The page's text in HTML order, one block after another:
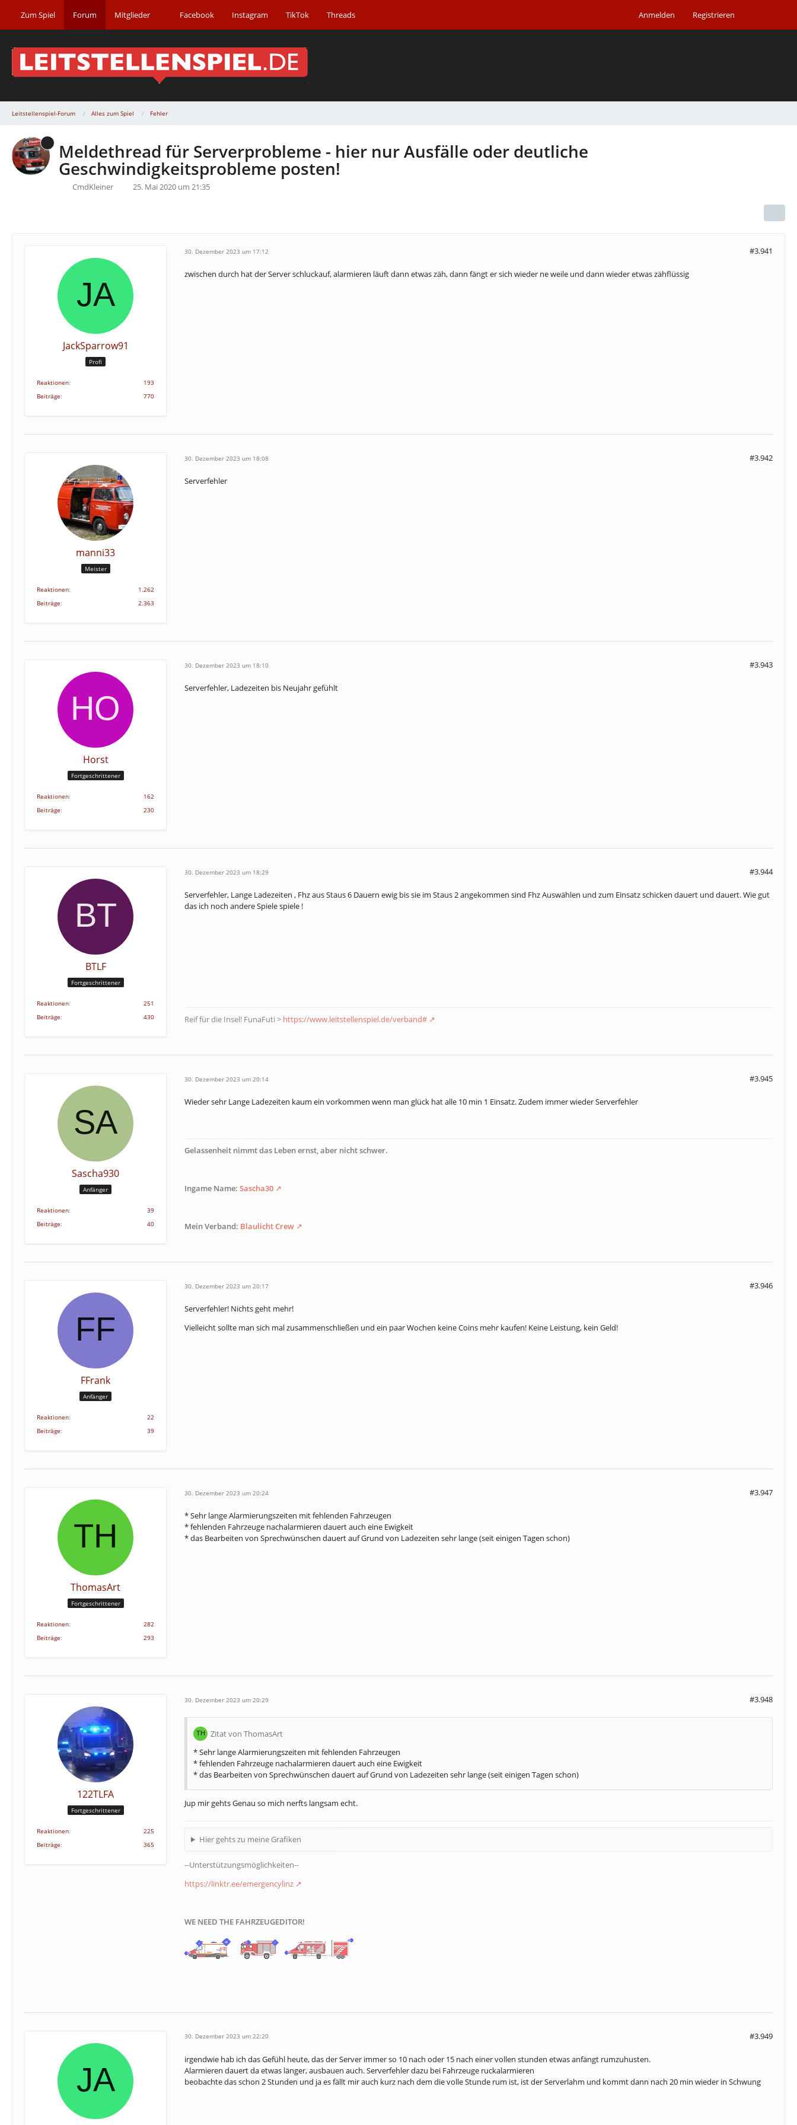
Zum Spiel Forum Mitglieder Facebook Instagram TikTok Threads Anmelden Registrieren
Leitstellenspiel-Forum Alles zum Spiel Fehler
Meldethread für Serverprobleme - hier nur Ausfälle oder deutliche
Geschwindigkeitsprobleme posten!
CmdKleiner 25. Mai 2020 um 21:35
JackSparrow91
Profi
Reaktionen
193
Beiträge
770
30. Dezember 2023 um 17:12 #3.941
zwischen durch hat der Server schluckauf, alarmieren läuft dann etwas zäh, dann fängt er sich wieder ne weile und dann wieder etwas zähflüssig
manni33
Meister
Reaktionen
1.262
Beiträge
2.363
30. Dezember 2023 um 18:08 #3.942
Serverfehler
Horst
Fortgeschrittener
Reaktionen
162
Beiträge
230
30. Dezember 2023 um 18:10 #3.943
Serverfehler, Ladezeiten bis Neujahr gefühlt
BTLF
Fortgeschrittener
Reaktionen
251
Beiträge
430
30. Dezember 2023 um 18:29 #3.944
Serverfehler, Lange Ladezeiten , Fhz aus Staus 6 Dauern ewig bis sie im Staus 2 angekommen sind Fhz Auswählen und zum Einsatz schicken dauert und dauert. Wie gut
das ich noch andere Spiele spiele !
Reif für die Insel! FunaFuti > https://www.leitstellenspiel.de/verband#
Sascha930
Anfänger
Reaktionen
39
Beiträge
40
30. Dezember 2023 um 20:14 #3.945
Wieder sehr Lange Ladezeiten kaum ein vorkommen wenn man glück hat alle 10 min 1 Einsatz. Zudem immer wieder Serverfehler
Gelassenheit nimmt das Leben ernst, aber nicht schwer.
Ingame Name: Sascha30
Mein Verband: Blaulicht Crew
FFrank
Anfänger
Reaktionen
22
Beiträge
39
30. Dezember 2023 um 20:17 #3.946
Serverfehler! Nichts geht mehr!
Vielleicht sollte man sich mal zusammenschließen und ein paar Wochen keine Coins mehr kaufen! Keine Leistung, kein Geld!
ThomasArt
Fortgeschrittener
Reaktionen
282
Beiträge
293
30. Dezember 2023 um 20:24 #3.947
* Sehr lange Alarmierungszeiten mit fehlenden Fahrzeugen
* fehlenden Fahrzeuge nachalarmieren dauert auch eine Ewigkeit
* das Bearbeiten von Sprechwünschen dauert auf Grund von Ladezeiten sehr lange (seit einigen Tagen schon)
122TLFA
Fortgeschrittener
Reaktionen
225
Beiträge
365
30. Dezember 2023 um 20:29 #3.948
Zitat von ThomasArt
* Sehr lange Alarmierungszeiten mit fehlenden Fahrzeugen
* fehlenden Fahrzeuge nachalarmieren dauert auch eine Ewigkeit
* das Bearbeiten von Sprechwünschen dauert auf Grund von Ladezeiten sehr lange (seit einigen Tagen schon)
Jup mir gehts Genau so mich nerfts langsam echt.
Hier gehts zu meine Grafiken
--Unterstützungsmöglichkeiten--
https://linktr.ee/emergencylinz
WE NEED THE FAHRZEUGEDITOR!
30. Dezember 2023 um 22:20 #3.949
irgendwie hab ich das Gefühl heute, das der Server immer so 10 nach oder 15 nach einer vollen stunden etwas anfängt rumzuhusten.
Alarmieren dauert da etwas länger, ausbauen auch. Serverfehler dazu bei Fahrzeuge ruckalarmieren
beobachte das schon 2 Stunden und ja es fällt mir auch kurz nach dem die volle Stunde rum ist, ist der Serverlahm und kommt dann nach 20 min wieder in Schwung